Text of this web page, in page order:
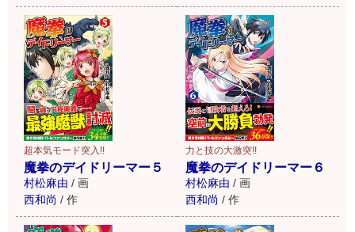
超本気モード突入!!
魔拳のデイドリーマー５
村松麻由 / 画
西和尚 / 作
力と技の大激突!!
魔拳のデイドリーマー６
村松麻由 / 画
西和尚 / 作